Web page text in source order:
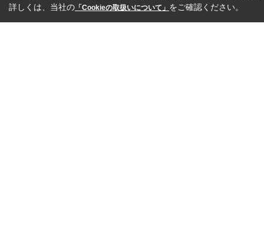
詳しくは、当社の 「Cookieの取扱いについて」 をご確認ください。